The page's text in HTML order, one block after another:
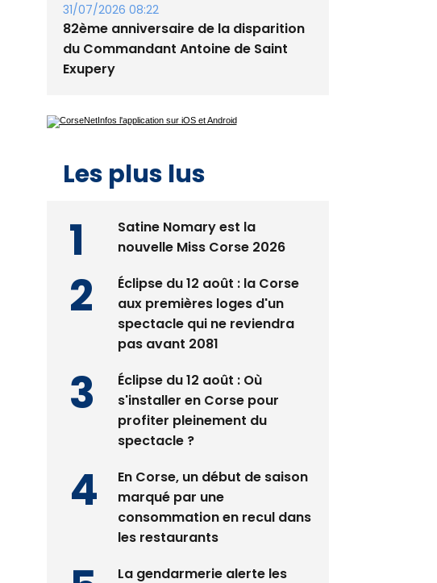
31/07/2026 08:22
82ème anniversaire de la disparition
du Commandant Antoine de Saint
Exupery
Les plus lus
Satine Nomary est la
nouvelle Miss Corse 2026
Éclipse du 12 août : la Corse
aux premières loges d'un
spectacle qui ne reviendra
pas avant 2081
Éclipse du 12 août : Où
s'installer en Corse pour
profiter pleinement du
spectacle ?
En Corse, un début de saison
marqué par une
consommation en recul dans
les restaurants
La gendarmerie alerte les